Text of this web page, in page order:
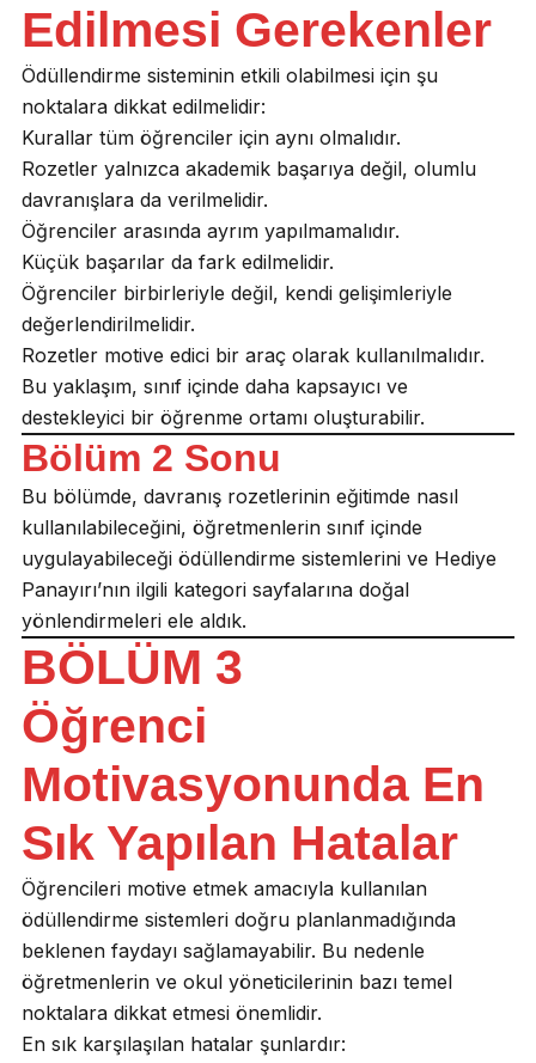
Edilmesi Gerekenler
Ödüllendirme sisteminin etkili olabilmesi için şu
noktalara dikkat edilmelidir:
Kurallar tüm öğrenciler için aynı olmalıdır.
Rozetler yalnızca akademik başarıya değil, olumlu
davranışlara da verilmelidir.
Öğrenciler arasında ayrım yapılmamalıdır.
Küçük başarılar da fark edilmelidir.
Öğrenciler birbirleriyle değil, kendi gelişimleriyle
değerlendirilmelidir.
Rozetler motive edici bir araç olarak kullanılmalıdır.
Bu yaklaşım, sınıf içinde daha kapsayıcı ve
destekleyici bir öğrenme ortamı oluşturabilir.
Bölüm 2 Sonu
Bu bölümde, davranış rozetlerinin eğitimde nasıl
kullanılabileceğini, öğretmenlerin sınıf içinde
uygulayabileceği ödüllendirme sistemlerini ve Hediye
Panayırı’nın ilgili kategori sayfalarına doğal
yönlendirmeleri ele aldık.
BÖLÜM 3
Öğrenci
Motivasyonunda En
Sık Yapılan Hatalar
Öğrencileri motive etmek amacıyla kullanılan
ödüllendirme sistemleri doğru planlanmadığında
beklenen faydayı sağlamayabilir. Bu nedenle
öğretmenlerin ve okul yöneticilerinin bazı temel
noktalara dikkat etmesi önemlidir.
En sık karşılaşılan hatalar şunlardır: